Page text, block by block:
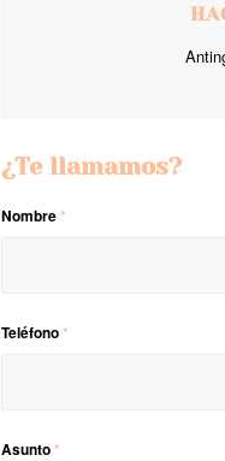
¿Te llamamos?
Nombre*
Teléfono*
Asunto*